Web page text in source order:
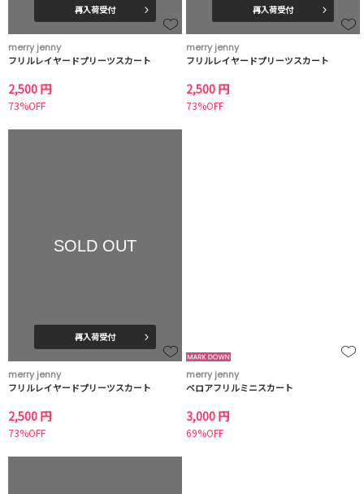
再入荷受付
merry jenny
フリルレイヤードプリーツスカート
2,500 円
73%OFF
再入荷受付
merry jenny
フリルレイヤードプリーツスカート
2,500 円
73%OFF
SOLD OUT
再入荷受付
merry jenny
フリルレイヤードプリーツスカート
2,500 円
73%OFF
merry jenny
ベロアフリルミニスカート
3,000 円
69%OFF